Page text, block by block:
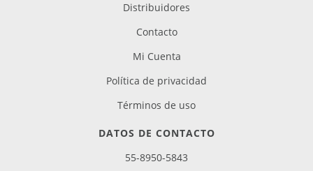
Distribuidores
Contacto
Mi Cuenta
Política de privacidad
Términos de uso
DATOS DE CONTACTO
55-8950-5843